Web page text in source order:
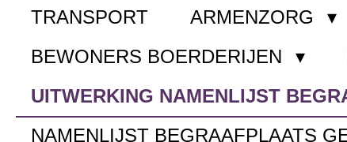
TRANSPORT
ARMENZORG
BEWONERS BOERDERIJEN
UITWERKING NAMENLIJST
NAMENLIJST BEGRAAFPLAATS